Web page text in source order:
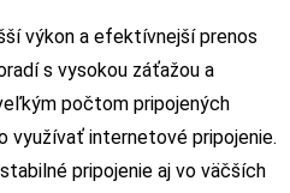
výkon a efektívnejší prenos
s vysokou záťažou a
počtom pripojených
využívať internetové pripojenie.
pripojenie aj vo väčších